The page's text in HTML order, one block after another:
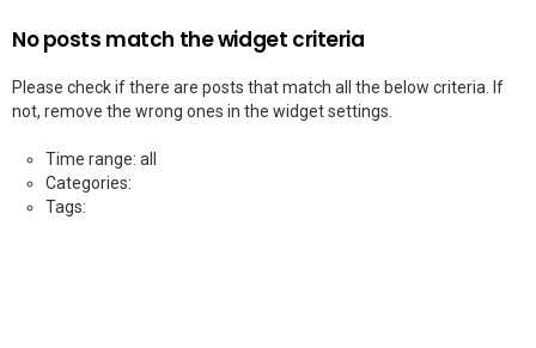
No posts match the widget criteria
Please check if there are posts that match all the below criteria. If
not, remove the wrong ones in the widget settings.
Time range: all
Categories:
Tags: